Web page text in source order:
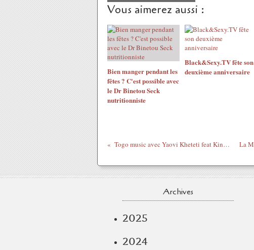
Vous aimerez aussi :
Bien manger pendant les
fêtes ? C'est possible avec
le Dr Binetou Seck
nutritionniste
Black&Sexy.TV fête son
deuxième anniversaire
Togo music avec Yaovi Kheteti feat King Mensah : Evinye
Archives
2025
2024